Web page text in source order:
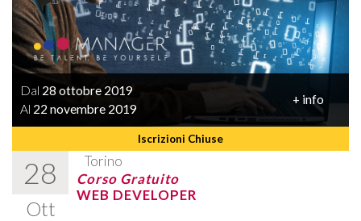
Iscrizioni Chiuse
Dal 28 ottobre 2019
Al 22 novembre 2019
+ info
28
Ott
Torino
Corso Gratuito
WEB DEVELOPER